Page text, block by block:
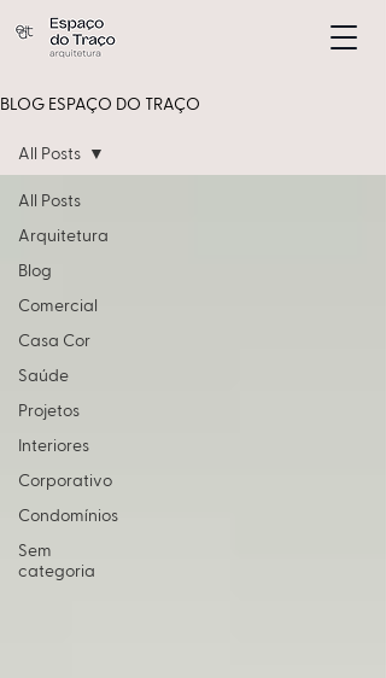
BLOG ESPAÇO DO TRAÇO
All Posts
Arquitetura
Blog
Comercial
Casa Cor
Saúde
Projetos
Interiores
Corporativo
Condomínios
Sem
categoria
All Posts